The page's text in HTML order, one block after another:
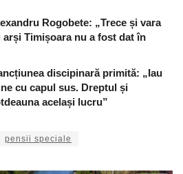
Rogobete: „Trece și vara
Timișoara nu a fost dat în
discipinară primită: „Iau
cu capul sus. Dreptul și
același lucru”
pensii speciale